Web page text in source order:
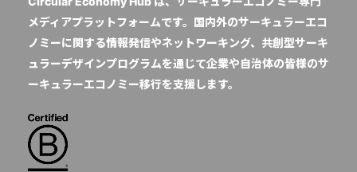
メディアプラットフォームです。国内外のサーキュラーエコ
ノミーに関する情報発信やネットワーキング、共創型サーキ
ュラーデザインプログラムを通じて企業や自治体の皆様のサ
ーキュラーエコノミー移行を支援します。